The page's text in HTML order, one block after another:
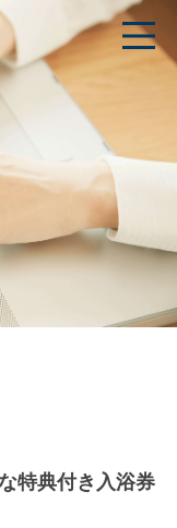
特典付き入浴券